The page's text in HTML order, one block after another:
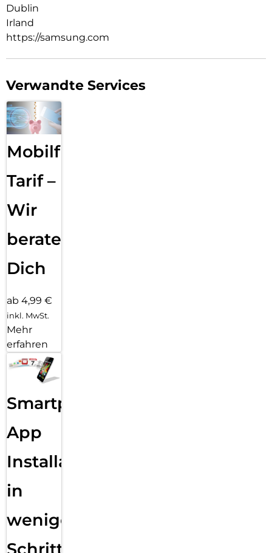
Dublin
Irland
https://samsung.com
Verwandte Services
Mobilfunk
Tarif –
Wir
beraten
Dich
ab 4,99 €
inkl. MwSt.
Mehr
erfahren
Smartphone
App
Installation
in
wenigen